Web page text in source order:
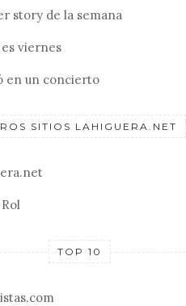
story de la semana
viernes
en un concierto
SITIOS LAHIGUERA.NET
TOP 10